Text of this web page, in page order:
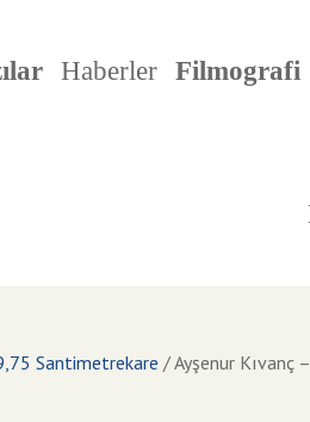
Haberler Filmografi
Santimetrekare /Ayşenur